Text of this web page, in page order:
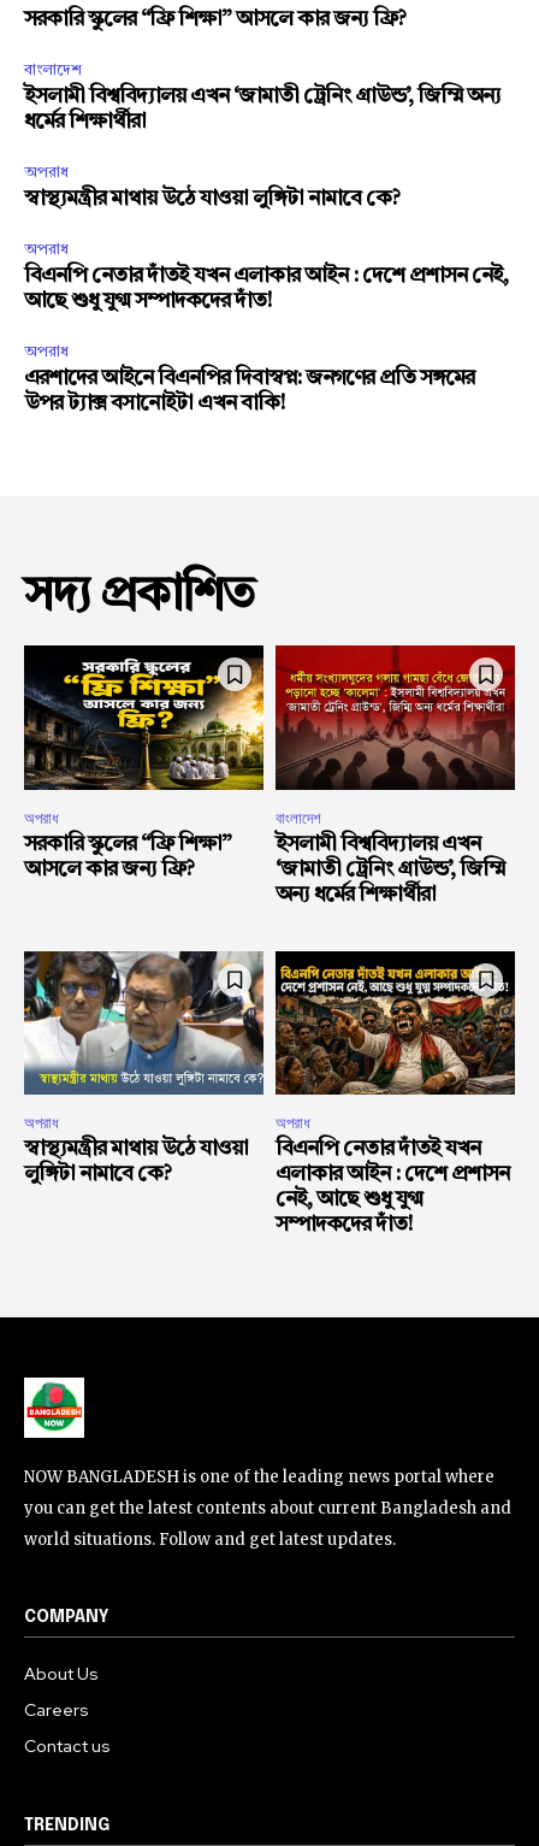
সরকারি স্কুলের “ফ্রি শিক্ষা” আসলে কার জন্য ফ্রি?
বাংলাদেশ
ইসলামী বিশ্ববিদ্যালয় এখন ‘জামাতী ট্রেনিং গ্রাউন্ড’, জিম্মি অন্য
ধর্মের শিক্ষার্থীরা
অপরাধ
স্বাস্থ্যমন্ত্রীর মাথায় উঠে যাওয়া লুঙ্গিটা নামাবে কে?
অপরাধ
বিএনপি নেতার দাঁতই যখন এলাকার আইন : দেশে প্রশাসন নেই,
আছে শুধু যুগ্ম সম্পাদকদের দাঁত!
অপরাধ
এরশাদের আইনে বিএনপির দিবাস্বপ্ন: জনগণের প্রতি সঙ্গমের
উপর ট্যাক্স বসানোইটা এখন বাকি!
সদ্য প্রকাশিত
অপরাধ
সরকারি স্কুলের “ফ্রি শিক্ষা”
আসলে কার জন্য ফ্রি?
বাংলাদেশ
ইসলামী বিশ্ববিদ্যালয় এখন
‘জামাতী ট্রেনিং গ্রাউন্ড’, জিম্মি
অন্য ধর্মের শিক্ষার্থীরা
অপরাধ
স্বাস্থ্যমন্ত্রীর মাথায় উঠে যাওয়া
লুঙ্গিটা নামাবে কে?
অপরাধ
বিএনপি নেতার দাঁতই যখন
এলাকার আইন : দেশে প্রশাসন
নেই, আছে শুধু যুগ্ম
সম্পাদকদের দাঁত!
NOW BANGLADESH is one of the leading news portal where
you can get the latest contents about current Bangladesh and
world situations. Follow and get latest updates.
COMPANY
About Us
Careers
Contact us
TRENDING